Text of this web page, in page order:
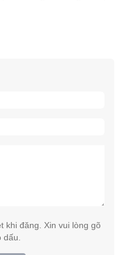
khi đăng. Xin vui lòng gõ
dấu.